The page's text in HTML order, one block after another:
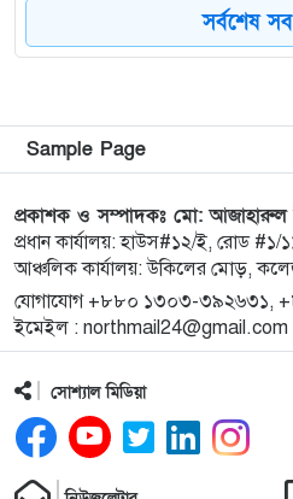
কিশোরগঞ্জে ৮০ পিস
৮
কিশোরগঞ্জে জুলাই
প্রস্তুতিমূলক সভা অনুষ্ঠিত
৯
ভারসাম্যহীন ও
স্বৈরাচারী হয়েছিলেন,
গোলাম পরওয়ার
১০
বঞ্চিত করে পালিত
অভিযোগ
২০২৫ সালের প্রশ্নে ২০২৬
সর্বশেষ
Sample Page
প্রকাশক ও সম্পাদকঃ মো: আজাহারুল
প্রধান কার্যালয়: হাউস#১২/ই, রোড
আঞ্চলিক কার্যালয়: উকিলের মোড়,
যোগাযোগ +৮৮০ ১৩০৩-৩৯২৬৩১,
ইমেইল : northmail24@gmail.com
সোশ্যাল মিডিয়া